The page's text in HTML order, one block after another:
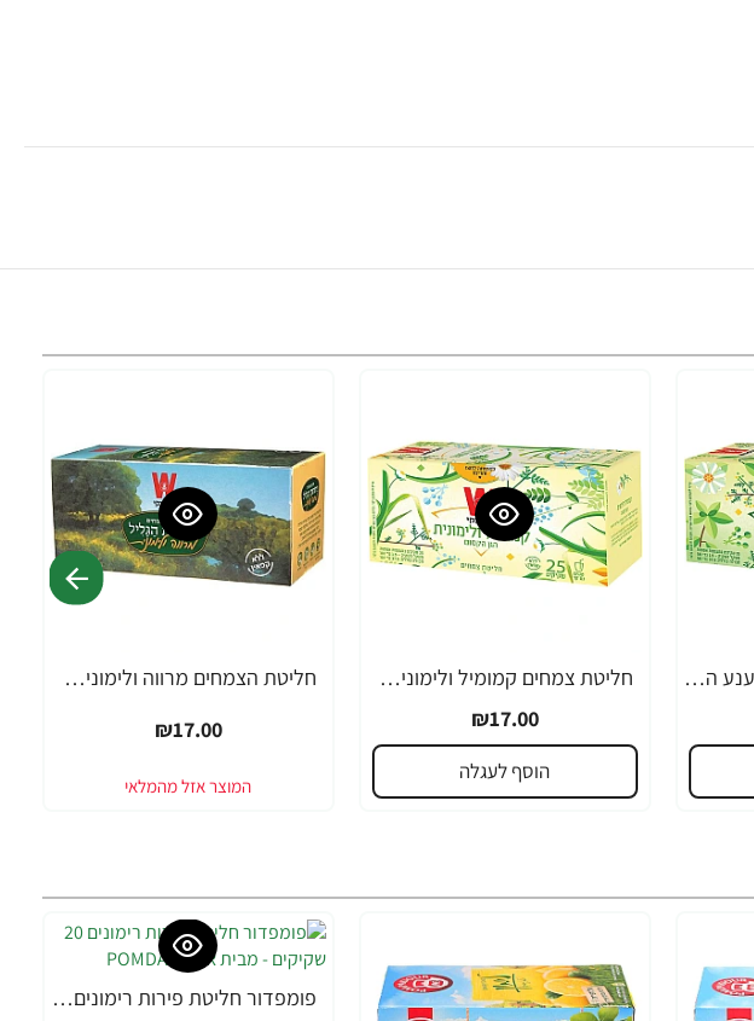
חליטת צמחים קמומיל ונענע הגן הקסום ויסוצקי 25 שקיקים
חליטת צמחים קמומיל ולימונית הגן הקסום ויסוצקי 25 שקיקים
₪17.00
הוסף לעגלה
חליטת הצמחים מרווה ולימונית ניחוחות הגליל ויסוצקי 20 שקיקים
₪17.00
פומפדור חליטת פירות רימונים 20 שקיקים - מבית POMDADOUR